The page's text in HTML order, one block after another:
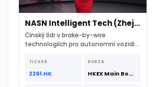
NASN Intelligent Tech (Zhejiang)
Čínský lídr v brake-by-wire
technologiích pro autonomní vozidla
srpna 2026 s podporou CATL a
Hillhouse Investment.
TICKER
2261.HK
BURZA
HKEX Main Board